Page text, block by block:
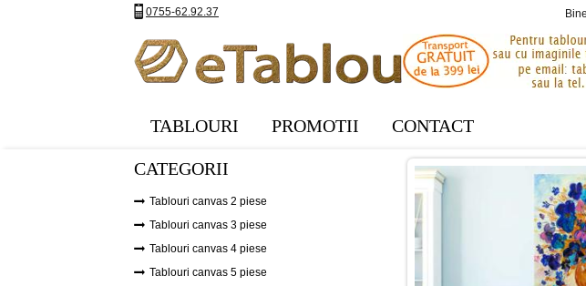
0755-62.92.37
TABLOURI PROMOTII CONTACT
CATEGORII
Tablouri canvas 2 piese
Tablouri canvas 3 piese
Tablouri canvas 4 piese
Tablouri canvas 5 piese